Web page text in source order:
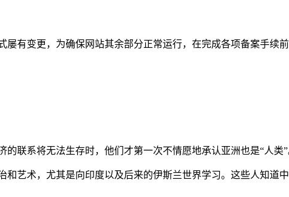
屡有变更，为确保网站其余部分正常运行，在完成各项备案手续
联系将无法生存时，他们才第一次不情愿地承认亚洲也是“人类”
和艺术，尤其是向印度以及后来的伊斯兰世界学习。这些人知道